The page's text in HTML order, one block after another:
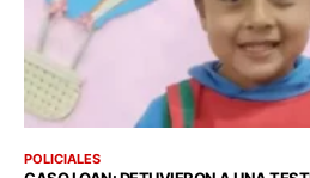
POLICIALES